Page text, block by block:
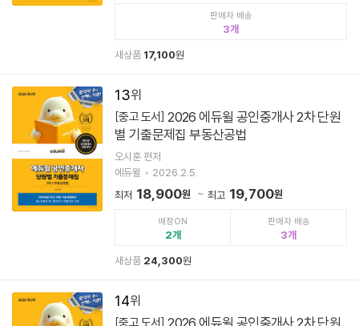
판매자 배송
3
새상품 17,100원
13
[중고 도서] 2026 에듀윌 공인중개사 2차 단원
별 기출문제집 부동산공법
오시훈 편저
에듀윌
2026.2.5.
최저 18,900원 최고 19,700원
매장ON
2
판매자 배송
3
새상품 24,300원
14
[중고 도서] 2026 에듀윌 공인중개사 2차 단원